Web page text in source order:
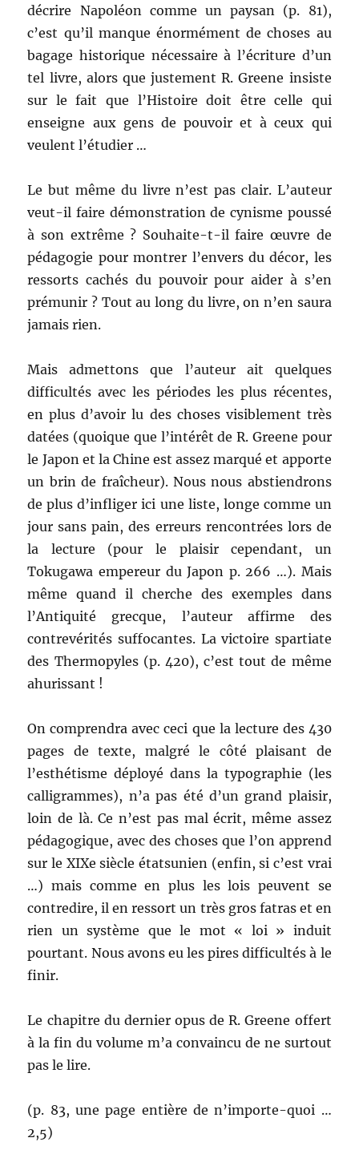
décrire Napoléon comme un paysan (p. 81),
c’est qu’il manque énormément de choses au
bagage historique nécessaire à l’écriture d’un
tel livre, alors que justement R. Greene insiste
sur le fait que l’Histoire doit être celle qui
enseigne aux gens de pouvoir et à ceux qui
veulent l’étudier …
Le but même du livre n’est pas clair. L’auteur
veut-il faire démonstration de cynisme poussé
à son extrême ? Souhaite-t-il faire œuvre de
pédagogie pour montrer l’envers du décor, les
ressorts cachés du pouvoir pour aider à s’en
prémunir ? Tout au long du livre, on n’en saura
jamais rien.
Mais admettons que l’auteur ait quelques
difficultés avec les périodes les plus récentes,
en plus d’avoir lu des choses visiblement très
datées (quoique que l’intérêt de R. Greene pour
le Japon et la Chine est assez marqué et apporte
un brin de fraîcheur). Nous nous abstiendrons
de plus d’infliger ici une liste, longe comme un
jour sans pain, des erreurs rencontrées lors de
la lecture (pour le plaisir cependant, un
Tokugawa empereur du Japon p. 266 …). Mais
même quand il cherche des exemples dans
l’Antiquité grecque, l’auteur affirme des
contrevérités suffocantes. La victoire spartiate
des Thermopyles (p. 420), c’est tout de même
ahurissant !
On comprendra avec ceci que la lecture des 430
pages de texte, malgré le côté plaisant de
l’esthétisme déployé dans la typographie (les
calligrammes), n’a pas été d’un grand plaisir,
loin de là. Ce n’est pas mal écrit, même assez
pédagogique, avec des choses que l’on apprend
sur le XIXe siècle étatsunien (enfin, si c’est vrai
…) mais comme en plus les lois peuvent se
contredire, il en ressort un très gros fatras et en
rien un système que le mot « loi » induit
pourtant. Nous avons eu les pires difficultés à le
finir.
Le chapitre du dernier opus de R. Greene offert
à la fin du volume m’a convaincu de ne surtout
pas le lire.
(p. 83, une page entière de n’importe-quoi …
2,5)